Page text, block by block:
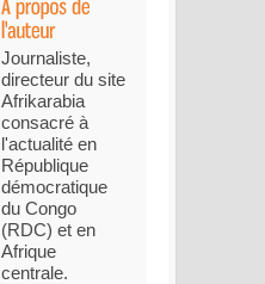
Journaliste,
directeur du site
Afrikarabia
consacré à
l'actualité en
République
démocratique
du Congo
(RDC) et en
Afrique
centrale.